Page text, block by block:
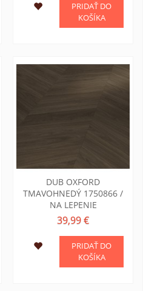
PRIDAŤ DO
KOŠÍKA
DUB OXFORD
TMAVOHNEDÝ 1750866 /
NA LEPENIE
39,99 €
PRIDAŤ DO
KOŠÍKA